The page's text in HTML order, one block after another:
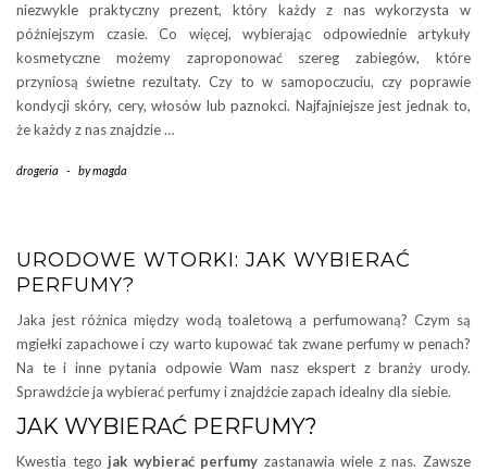
niezwykle praktyczny prezent, który każdy z nas wykorzysta w
późniejszym czasie. Co więcej, wybierając odpowiednie artykuły
kosmetyczne możemy zaproponować szereg zabiegów, które
przyniosą świetne rezultaty. Czy to w samopoczuciu, czy poprawie
kondycji skóry, cery, włosów lub paznokci. Najfajniejsze jest jednak to,
że każdy z nas znajdzie …
drogeria - bymagda
URODOWE WTORKI: JAK WYBIERAĆ
PERFUMY?
Jaka jest różnica między wodą toaletową a perfumowaną? Czym są
mgiełki zapachowe i czy warto kupować tak zwane perfumy w penach?
Na te i inne pytania odpowie Wam nasz ekspert z branży urody.
Sprawdźcie ja wybierać perfumy i znajdźcie zapach idealny dla siebie.
JAK WYBIERAĆ PERFUMY?
Kwestia tego jak wybierać perfumy zastanawia wiele z nas. Zawsze